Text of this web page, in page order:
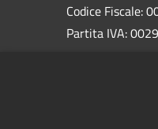
Codice Fiscale:
Partita IVA: